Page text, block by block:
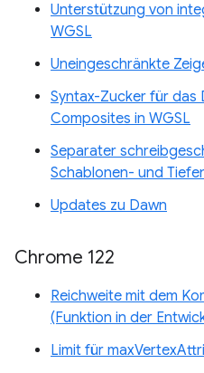
Unterstützung von
WGSL
Uneingeschränkte
Syntax-Zucker für das
Composites in WGSL
Separater
Schablonen- und
Updates zu Dawn
Chrome 122
Reichweite mit dem
(Funktion in der
Limit für